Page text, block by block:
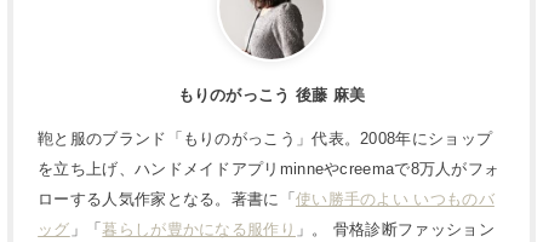
もりのがっこう 後藤 麻美
鞄と服のブランド「もりのがっこう」代表。2008年にショップ
を立ち上げ、ハンドメイドアプリminneやcreemaで8万人がフォ
ローする人気作家となる。著書に「 使い勝手のよい いつものバ
ッグ 」「暮らしが豊かになる服作り 」。 骨格診断ファッション